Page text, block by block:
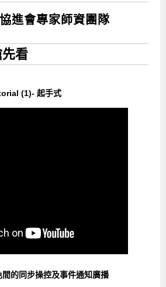
進會專家師資團隊
看
(1)- 起手式
的同步操控及事件通知廣播